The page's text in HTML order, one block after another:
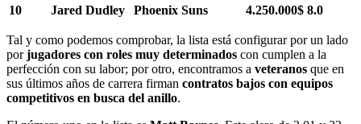
10
Jared Dudley Phoenix Suns 4.250.000$ 8.0
Tal y como podemos comprobar, la lista está configurar por un lado
porjugadores con roles muy determinados con cumplen a la
perfección con su labor; por otro, encontramos a veteranos que en
sus últimos años de carrera firman contratos bajos con equipos
competitivos en busca del anillo.